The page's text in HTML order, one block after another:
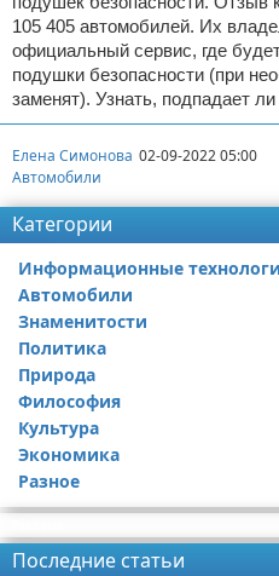
105 405 автомобилей. Их
официальный сервис, где
подушки безопасности (при
заменят). Узнать, подпадает ли
Елена Симонова 02-09-2022 05:00
Автомобили
Категории
Информационные
Автомобили
Знаменитости
Политика
Природа
Философия
Культура
Экономика
Разное
Последние статьи